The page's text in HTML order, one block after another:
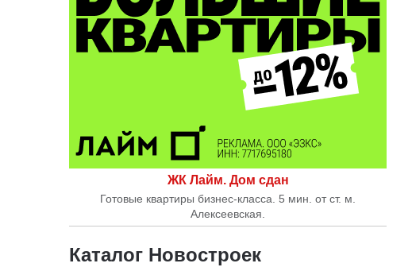
ЖК Лайм. Дом сдан
Готовые квартиры бизнес-класса. 5 мин. от ст. м.
Алексеевская.
Каталог Новостроек